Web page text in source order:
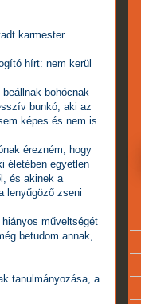
karmester
hírt: nem kerül
bohócnak
bunkó, aki az
képes és nem is
érezném, hogy
életében egyetlen
és akinek a
lenyűgöző zseni
műveltségét
betudom annak,
tanulmányozása, a